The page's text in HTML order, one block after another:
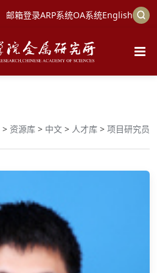
邮箱登录ARP系统OA系统English
> 资源库 > 中文 > 人才库 > 项目研究员